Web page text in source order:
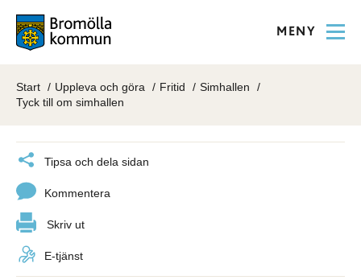
MENY
Start Uppleva och göra Fritid
Simhallen
Tyck till om simhallen
Tipsa och dela sidan
Kommentera
Skriv ut
E-tjänst